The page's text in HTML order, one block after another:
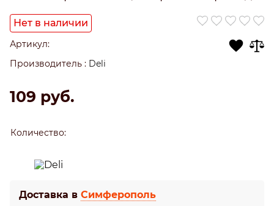
Нет в наличии
Артикул:
Производитель : Deli
109 руб.
Количество:
Доставка в Симферополь